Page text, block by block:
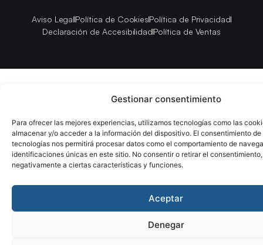
Gestionar consentimiento
Para ofrecer las mejores experiencias, utilizamos tecnologías como las
almacenar y/o acceder a la información del dispositivo. El consentimiento de
tecnologías nos permitirá procesar datos como el comportamiento de
identificaciones únicas en este sitio. No consentir o retirar el
negativamente a ciertas características y funciones.
Aceptar
Denegar
Aviso LegalPolítica de CookiesPolítica de Privacidad
Declaración de AccesibilidadPolítica de Ventas